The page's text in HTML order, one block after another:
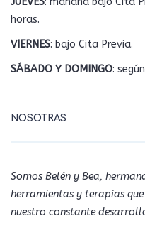
horas.
VIERNES: bajo Cita Previa.
SÁBADO Y DOMINGO:
NOSOTRAS
Somos Belén y Bea,
herramientas y terapias
nuestro constante